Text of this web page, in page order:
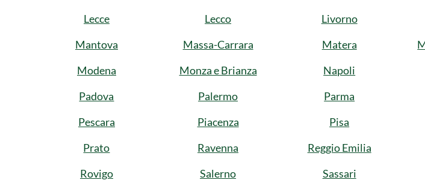
Lecce
Lecco Livorno
Mantova
Massa-Carrara Matera
Modena
Monza e Brianza Napoli
Padova
Palermo Parma
Pescara
Piacenza Pisa
Prato
Ravenna Reggio Emilia
Rovigo
Salerno Sassari